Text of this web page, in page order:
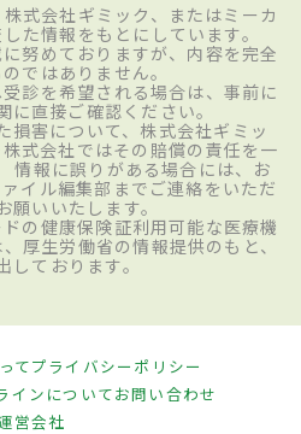
式会社ギミック、またはミーカ
た情報をもとにしています。
努めておりますが、内容を完全
ではありません。
診を希望される場合は、事前に
に直接ご確認ください。
損害について、株式会社ギミッ
式会社ではその賠償の責任を一
情報に誤りがある場合には、お
イル編集部までご連絡をいただ
願いいたします。
の健康保険証利用可能な医療機
厚生労働省の情報提供のもと、
しております。
てプライバシーポリシー
インについてお問い合わせ
営会社